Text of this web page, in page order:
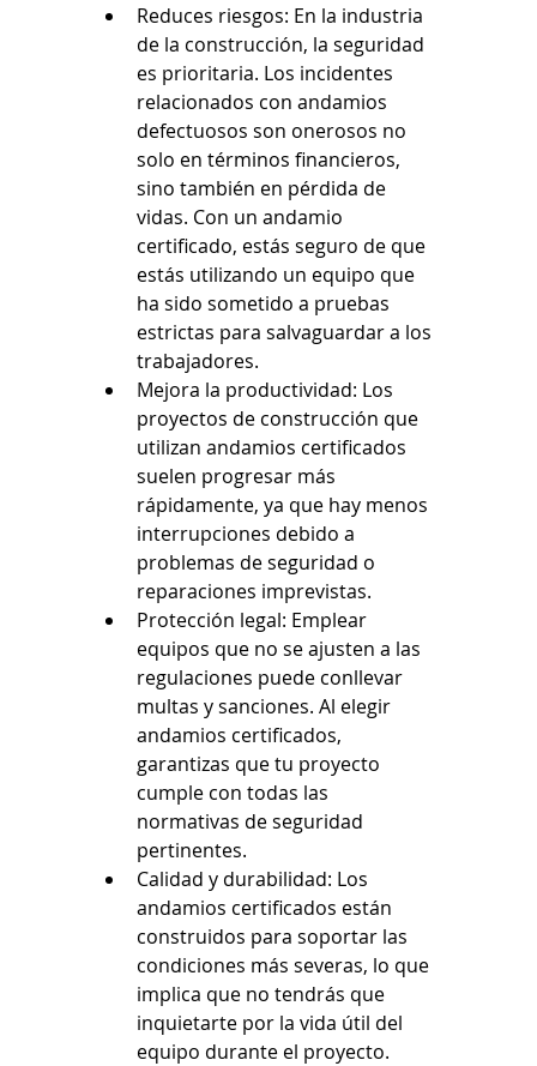
Reduces riesgos: En la industria
de la construcción, la seguridad
es prioritaria. Los incidentes
relacionados con andamios
defectuosos son onerosos no
solo en términos financieros,
sino también en pérdida de
vidas. Con un andamio
certificado, estás seguro de que
estás utilizando un equipo que
ha sido sometido a pruebas
estrictas para salvaguardar a los
trabajadores.
Mejora la productividad: Los
proyectos de construcción que
utilizan andamios certificados
suelen progresar más
rápidamente, ya que hay menos
interrupciones debido a
problemas de seguridad o
reparaciones imprevistas.
Protección legal: Emplear
equipos que no se ajusten a las
regulaciones puede conllevar
multas y sanciones. Al elegir
andamios certificados,
garantizas que tu proyecto
cumple con todas las
normativas de seguridad
pertinentes.
Calidad y durabilidad: Los
andamios certificados están
construidos para soportar las
condiciones más severas, lo que
implica que no tendrás que
inquietarte por la vida útil del
equipo durante el proyecto.